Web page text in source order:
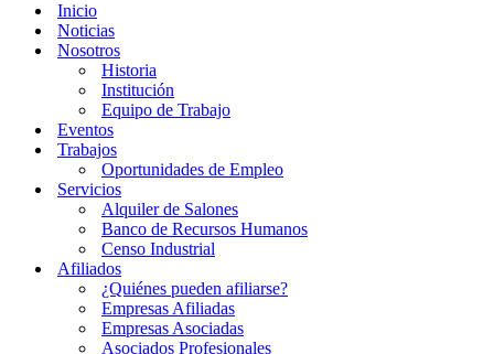
Inicio
Noticias
Nosotros
Historia
Institución
Equipo de Trabajo
Eventos
Trabajos
Oportunidades de Empleo
Servicios
Alquiler de Salones
Banco de Recursos Humanos
Censo Industrial
Afiliados
¿Quiénes pueden afiliarse?
Empresas Afiliadas
Empresas Asociadas
Asociados Profesionales